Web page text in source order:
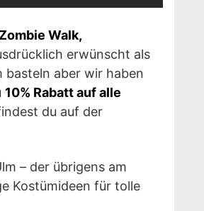
Walk,
erwünscht als
basteln aber wir haben
10% Rabatt auf alle
du auf der
– der übrigens am
Kostümideen für tolle